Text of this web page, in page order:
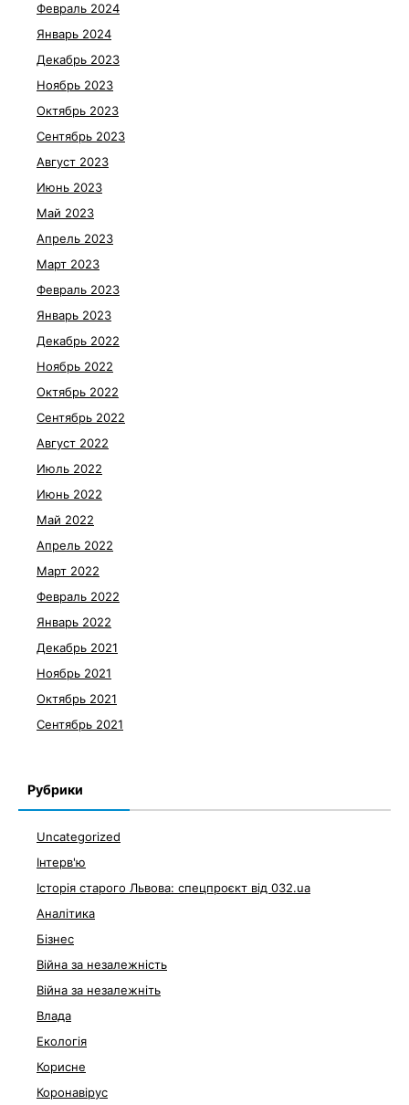
Февраль 2024
Январь 2024
Декабрь 2023
Ноябрь 2023
Октябрь 2023
Сентябрь 2023
Август 2023
Июнь 2023
Май 2023
Апрель 2023
Март 2023
Февраль 2023
Январь 2023
Декабрь 2022
Ноябрь 2022
Октябрь 2022
Сентябрь 2022
Август 2022
Июль 2022
Июнь 2022
Май 2022
Апрель 2022
Март 2022
Февраль 2022
Январь 2022
Декабрь 2021
Ноябрь 2021
Октябрь 2021
Сентябрь 2021
Рубрики
Uncategorized
Інтерв'ю
Історія старого Львова: спецпроєкт від 032.ua
Аналітика
Бізнес
Війна за незалежність
Війна за незалежніть
Влада
Екологія
Корисне
Коронавірус